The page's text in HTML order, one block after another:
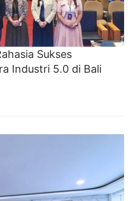
Sukses
Industri 5.0 di Bali